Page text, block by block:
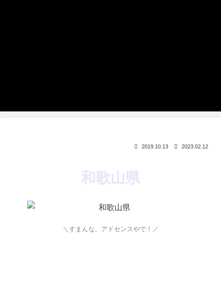
2019.10.13 2023.02.12
和歌山県
＼すまんな、アドセンスやで！／